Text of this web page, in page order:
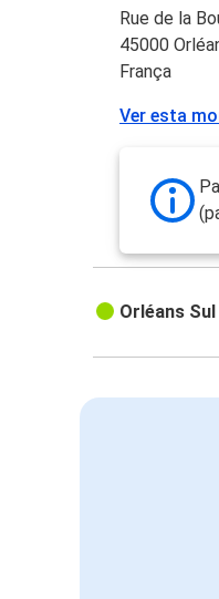
Rue de la
45000
França
Ver esta
Orléans